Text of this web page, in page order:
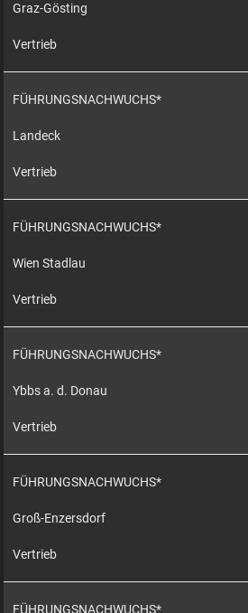
Graz-Gösting
Vertrieb
FÜHRUNGSNACHWUCHS*
Landeck
Vertrieb
FÜHRUNGSNACHWUCHS*
Wien Stadlau
Vertrieb
FÜHRUNGSNACHWUCHS*
Ybbs a. d. Donau
Vertrieb
FÜHRUNGSNACHWUCHS*
Groß-Enzersdorf
Vertrieb
FÜHRUNGSNACHWUCHS*